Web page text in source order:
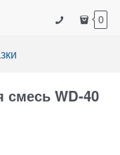
0
смесь WD-40